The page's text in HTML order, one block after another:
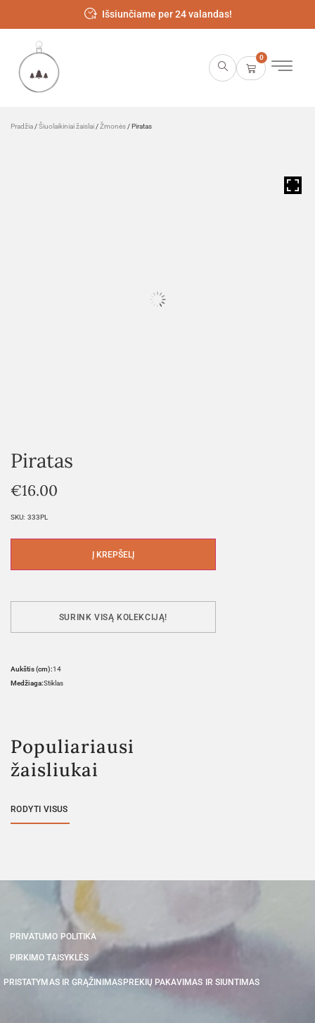
Išsiunčiame per 24 valandas!
0
Pradžia /Šiuolaikiniai žaislai /Žmonės / Piratas
Piratas
€16.00
SKU: 333PL
Į KREPŠELĮ
SURINK VISĄ KOLEKCIJĄ!
Aukštis (cm):14
Medžiaga:Stiklas
Populiariausi
žaisliukai
RODYTI VISUS
PRIVATUMO POLITIKA
PIRKIMO TAISYKLĖS
PRISTATYMAS IR GRĄŽINIMAS PREKIŲ PAKAVIMAS IR SIUNTIMAS